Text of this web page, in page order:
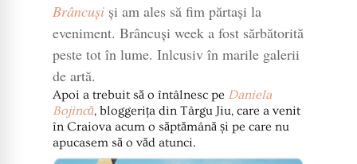
Brâncușiși am ales să fim părtași la
eveniment. Brâncuși week a fost sărbătorită
peste tot în lume. Inlcusiv în marile galerii
de artă.
Apoi a trebuit să o întâlnesc pe Daniela
Bojincă, bloggerița din Târgu Jiu, care a venit
în Craiova acum o săptămână și pe care nu
apucasem să o văd atunci.